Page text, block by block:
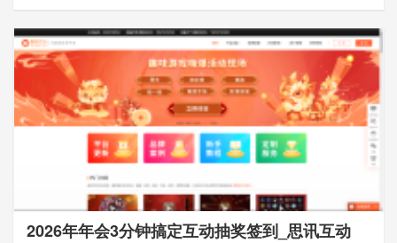
2026年年会3分钟搞定互动抽奖签到_思讯互动